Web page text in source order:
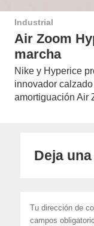
Industrial
Air Zoom
marcha
Nike y Hyperice
innovador
amortiguación Air
Deja
Tu dirección de
campos